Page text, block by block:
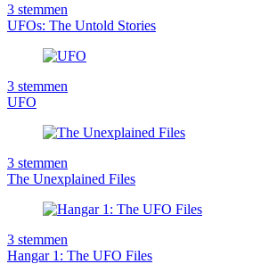
3 stemmen
UFOs: The Untold Stories
3 stemmen
UFO
3 stemmen
The Unexplained Files
3 stemmen
Hangar 1: The UFO Files